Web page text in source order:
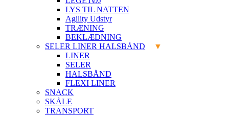
LYS TIL NATTEN
Agility Udstyr
TRÆNING
BEKLÆDNING
SELER LINER HALSBÅND
LINER
SELER
HALSBÅND
FLEXI LINER
SNACK
SKÅLE
TRANSPORT